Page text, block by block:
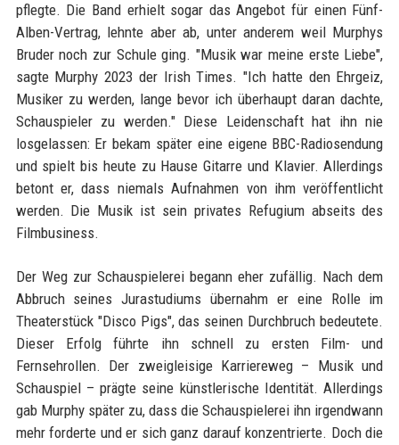
pflegte. Die Band erhielt sogar das Angebot für einen Fünf-
Alben-Vertrag, lehnte aber ab, unter anderem weil Murphys
Bruder noch zur Schule ging. "Musik war meine erste Liebe",
sagte Murphy 2023 der Irish Times. "Ich hatte den Ehrgeiz,
Musiker zu werden, lange bevor ich überhaupt daran dachte,
Schauspieler zu werden." Diese Leidenschaft hat ihn nie
losgelassen: Er bekam später eine eigene BBC-Radiosendung
und spielt bis heute zu Hause Gitarre und Klavier. Allerdings
betont er, dass niemals Aufnahmen von ihm veröffentlicht
werden. Die Musik ist sein privates Refugium abseits des
Filmbusiness.
Der Weg zur Schauspielerei begann eher zufällig. Nach dem
Abbruch seines Jurastudiums übernahm er eine Rolle im
Theaterstück "Disco Pigs", das seinen Durchbruch bedeutete.
Dieser Erfolg führte ihn schnell zu ersten Film- und
Fernsehrollen. Der zweigleisige Karriereweg – Musik und
Schauspiel – prägte seine künstlerische Identität. Allerdings
gab Murphy später zu, dass die Schauspielerei ihn irgendwann
mehr forderte und er sich ganz darauf konzentrierte. Doch die